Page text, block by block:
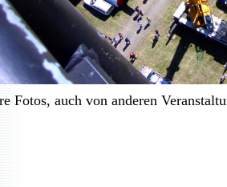
Fotos, auch von anderen